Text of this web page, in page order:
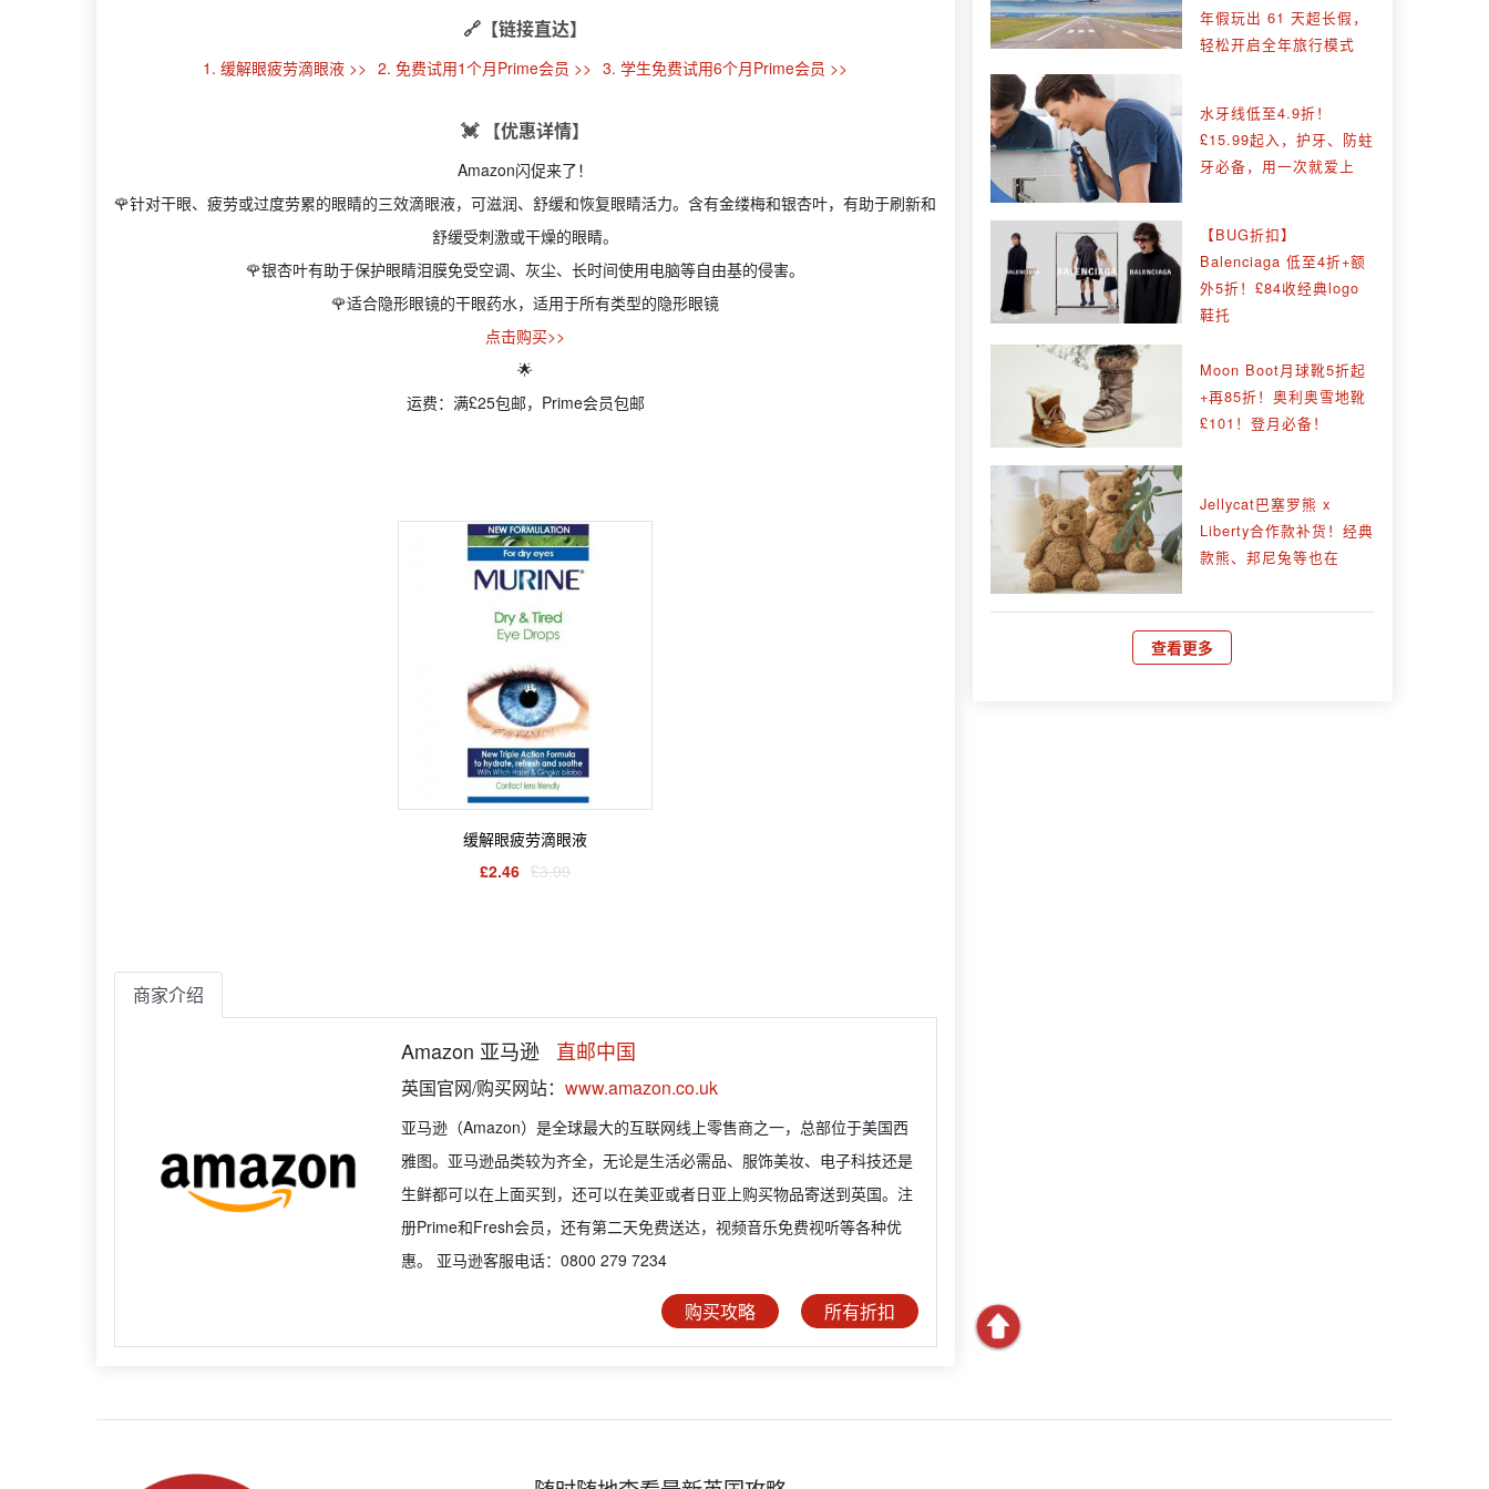
🔗【链接直达】
1. 缓解眼疲劳滴眼液 >> 2. 免费试用1个月Prime会员 >> 3. 学生免费试用6个月Prime会员 >>
💓 【优惠详情】
Amazon闪促来了！
🌹针对干眼、疲劳或过度劳累的眼睛的三效滴眼液，可滋润、舒缓和恢复眼睛活力。含有金缕梅和银杏叶，有助于刷新和
舒缓受刺激或干燥的眼睛。
🌹银杏叶有助于保护眼睛泪膜免受空调、灰尘、长时间使用电脑等自由基的侵害。
🌹适合隐形眼镜的干眼药水，适用于所有类型的隐形眼镜
点击购买>>
🌟
运费：满£25包邮，Prime会员包邮
缓解眼疲劳滴眼液
£2.46 £3.99
商家介绍
Amazon 亚马逊 直邮中国
英国官网/购买网站： www.amazon.co.uk
亚马逊（Amazon）是全球最大的互联网线上零售商之一，总部位于美国西
雅图。亚马逊品类较为齐全，无论是生活必需品、服饰美妆、电子科技还是
生鲜都可以在上面买到，还可以在美亚或者日亚上购买物品寄送到英国。注
册Prime和Fresh会员，还有第二天免费送达，视频音乐免费视听等各种优
惠。 亚马逊客服电话：0800 279 7234
购买攻略 所有折扣
年假玩出 61 天超长假，
轻松开启全年旅行模式
水牙线低至4.9折！
£15.99起入，护牙、防蛀
牙必备，用一次就爱上
【BUG折扣】
Balenciaga 低至4折+额
外5折！£84收经典logo
鞋托
Moon Boot月球靴5折起
+再85折！奥利奥雪地靴
£101！登月必备！
Jellycat巴塞罗熊 x
Liberty合作款补货！经典
款熊、邦尼兔等也在
查看更多